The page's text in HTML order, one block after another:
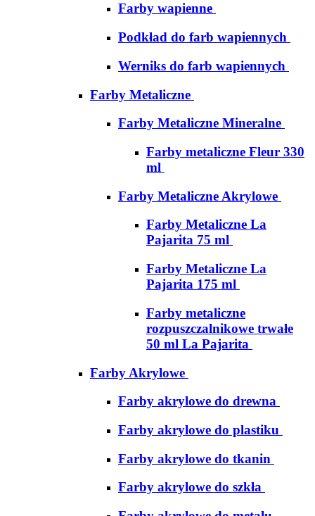
Farby wapienne
Podkład do farb wapiennych
Werniks do farb wapiennych
Farby Metaliczne
Farby Metaliczne Mineralne
Farby metaliczne Fleur 330
ml
Farby Metaliczne Akrylowe
Farby Metaliczne La
Pajarita 75 ml
Farby Metaliczne La
Pajarita 175 ml
Farby metaliczne
rozpuszczalnikowe trwałe
50 ml La Pajarita
Farby Akrylowe
Farby akrylowe do drewna
Farby akrylowe do plastiku
Farby akrylowe do tkanin
Farby akrylowe do szkła